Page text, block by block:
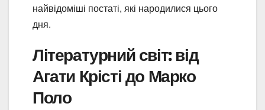
найвідоміші постаті, які народилися цього
дня.
Літературний світ: від
Агати Крісті до Марко
Поло